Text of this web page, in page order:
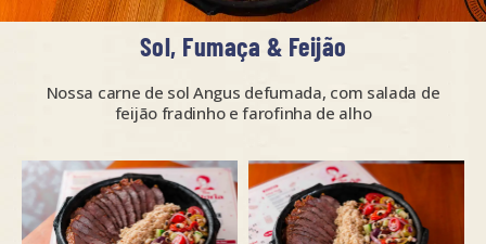
Sol, Fumaça & Feijão
Nossa carne de sol Angus defumada, com salada de
feijão fradinho e farofinha de alho